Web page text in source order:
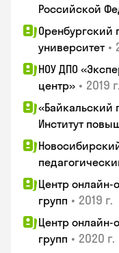
Российской
Оренбургский
университет •
НОУ ДПО
центр» • 2019 г.
«Байкальский
Институт
Центр онлайн-
групп • 2019 г.
Центр онлайн-
групп • 2020 г.